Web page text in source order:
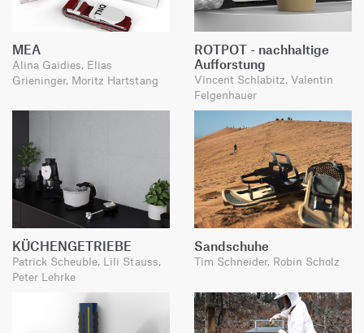
MEA
Alina Gaidies, Elias
Grieninger, Moritz Hartstang
ROTPOT - nachhaltige
Aufforstung
Vincent Schlabitz, Valentin
Felgenhauer
KÜCHENGETRIEBE
Patrick Scheuble, Lili Stauss,
Peter Lehrke
Sandschuhe
Tim Schneider, Robin Scholz